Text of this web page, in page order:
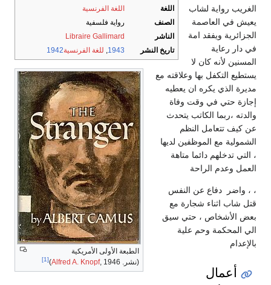
اللغة
اللغة الفرنسية
الصنف
رواية فلسفية
الناشر
Libraire Gallimard
تاريخ النشر
1943
, للغة الفرنسية1942
الطبعة الأولى الأمريكية
(نشر.
Alfred A. Knopf, 1946)
[1]
الغريب رواية لشاب
يعيش في العاصمة
الجزائرية ويفقد امة
في دار رعاية
المسنين لأنه كان لا
يستطيع التكفل بها وعلاقته مع
مديرة الذي يكره ان يعطيه
إجازة حتي في وقت وفاة
والدته ،ربما الكاتب يتحدث
عن كيف تتعامل النظم
الشمولية مع الموظفين لديها
، التي تدخلهم دائما متاهة
العمل وعدم الراحة
، ، واضر دفاع عن النفس
قتل شاب اثناء شجارة مع
بعض الأشخاص ، حتي سيق
الي المحكمة وحم علية
بالإعدام
أعمال